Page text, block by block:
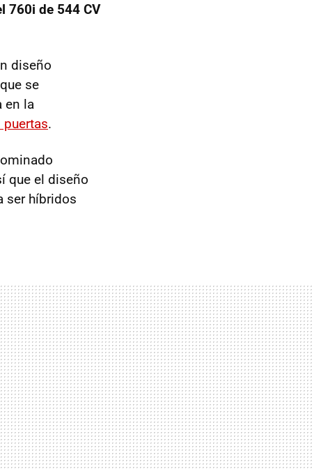
760i de 544 CV
diseño
se
en la
.
que el diseño
ser híbridos